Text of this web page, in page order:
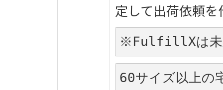
定して出荷依頼を
※FulfillXは未
60サイズ以上の